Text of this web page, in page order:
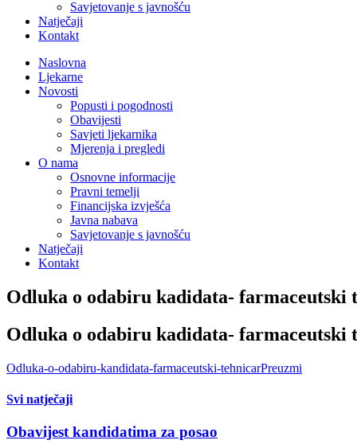
Savjetovanje s javnošću
Natječaji
Kontakt
Naslovna
Ljekarne
Novosti
Popusti i pogodnosti
Obavijesti
Savjeti ljekarnika
Mjerenja i pregledi
O nama
Osnovne informacije
Pravni temelji
Financijska izvješća
Javna nabava
Savjetovanje s javnošću
Natječaji
Kontakt
Odluka o odabiru kadidata- farmaceutski
Odluka o odabiru kadidata- farmaceutski
Odluka-o-odabiru-kandidata-farmaceutski-tehnicarPreuzmi
Svi natječaji
Obavijest kandidatima za posao